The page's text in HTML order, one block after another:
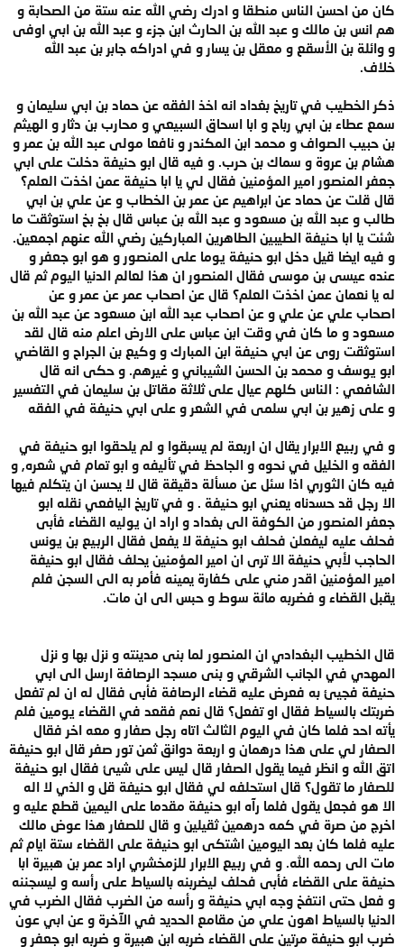
كان من احسن الناس منطقا و ادرك رضي الله عنه ستة من الصحابة و
هم انس بن مالك و عبد الله بن الحارث ابن جزء و عبد الله بن ابي اوفى
و وائلة بن الأسقع و معقل بن يسار و في ادراكه جابر بن عبد الله
خلاف.
ذكر الخطيب في تاريخ بغداد انه اخذ الفقه عن حماد بن ابي سليمان و
سمع عطاء بن ابي رباح و ابا اسحاق السبيعي و محارب بن دثار و الهيثم
بن حبيب الصواف و محمد ابن المكندر و نافعا مولى عبد الله بن عمر و
هشام بن عروة و سماك بن حرب. و فيه قال ابو حنيفة دخلت على ابي
جعفر المنصور امير المؤمنين فقال لي يا ابا حنيفة عمن اخذت العلم؟
قال قلت عن حماد عن ابراهيم عن عمر بن الخطاب و عن علي بن ابي
طالب و عبد الله بن مسعود و عبد الله بن عباس قال بخ بخ استوثقت ما
شئت يا ابا حنيفة الطيبين الطاهرين المباركين رضي الله عنهم اجمعين.
و فيه ايضا قيل دخل ابو حنيفة يوما على المنصور و هو ابو جعفر و
عنده عيسى بن موسى فقال المنصور ان هذا لعالم الدنيا اليوم ثم قال
له يا نعمان عمن اخذت العلم؟ قال عن اصحاب عمر عن عمر و عن
اصحاب علي عن علي و عن اصحاب عبد الله ابن مسعود عن عبد الله بن
مسعود و ما كان في وقت ابن عباس على الارض اعلم منه قال لقد
استوثقت روى عن ابي حنيفة ابن المبارك و وكيع بن الجراح و القاضي
ابو يوسف و محمد بن الحسن الشيباني و غيرهم. و حكى انه قال
الشافعي : الناس كلهم عيال على ثلاثة مقاتل بن سليمان في التفسير
و على زهير بن ابي سلمى في الشعر و على ابي حنيفة في الفقه
و في ربيع الابرار يقال ان اربعة لم يسبقوا و لم يلحقوا ابو حنيفة في
الفقه و الخليل في نحوه و الجاحظ في تأليفه و ابو تمام في شعره, و
فيه كان الثوري اذا سئل عن مسألة دقيقة قال لا يحسن ان يتكلم فيها
الا رجل قد حسدناه يعني ابو حنيفة . و في تاريخ اليافعي نقله ابو
جعفر المنصور من الكوفة الى بغداد و اراد ان يوليه القضاء فأبى
فحلف عليه ليفعلن فحلف ابو حنيفة لا يفعل فقال الربيع بن يونس
الحاجب لأبي حنيفة الا ترى ان امير المؤمنين يحلف فقال ابو حنيفة
امير المؤمنين اقدر مني على كفارة يمينه فأمر به الى السجن فلم
يقبل القضاء و فضربه مائة سوط و حبس الى ان مات.
قال الخطيب البغدادي ان المنصور لما بنى مدينته و نزل بها و نزل
المهدي في الجانب الشرقي و بنى مسجد الرصافة ارسل الى ابي
حنيفة فجيئ به فعرض عليه قضاء الرصافة فأبى فقال له ان لم تفعل
ضربتك بالسياط فقال او تفعل؟ قال نعم فقعد في القضاء يومين فلم
يأته احد فلما كان في اليوم الثالث اتاه رجل صفار و معه اخر فقال
الصفار لي على هذا درهمان و اربعة دوانق ثمن تور صفر قال ابو حنيفة
اتق الله و انظر فيما يقول الصفار قال ليس على شيئ فقال ابو حنيفة
للصفار ما تقول؟ قال استحلفه لي فقال ابو حنيفة قل و الذي لا اله
الا هو فجعل يقول فلما رآه ابو حنيفة مقدما على اليمين قطع عليه و
اخرج من صرة في كمه درهمين ثقيلين و قال للصفار هذا عوض مالك
عليه فلما كان بعد اليومين اشتكى ابو حنيفة على القضاء ستة ايام ثم
مات الى رحمه الله. و في ربيع الابرار للزمخشري اراد عمر بن هبيرة ابا
حنيفة على القضاء فأبى فحلف ليضربنه بالسياط على رأسه و ليسجننه
و فعل حتى انتفخ وجه ابي حنيفة و رأسه من الضرب فقال الضرب في
الدنيا بالسياط اهون علي من مقامع الحديد في الآخرة و عن ابي عون
ضرب ابو حنيفة مرتين على القضاء ضربه ابن هبيرة و ضربه ابو جعفر و